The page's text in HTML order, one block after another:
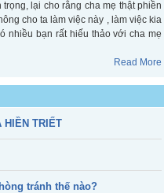
lại cho rằng cha mẹ thật phiền
cho ta làm việc này , làm việc kia
nhiều bạn rất hiếu thảo với cha mẹ
Read More
HIỀN TRIẾT
tránh thế nào?